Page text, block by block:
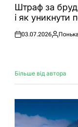
УШтраф за
і як уникнути
Оприлюднено
03.07.2026
Більше від автора